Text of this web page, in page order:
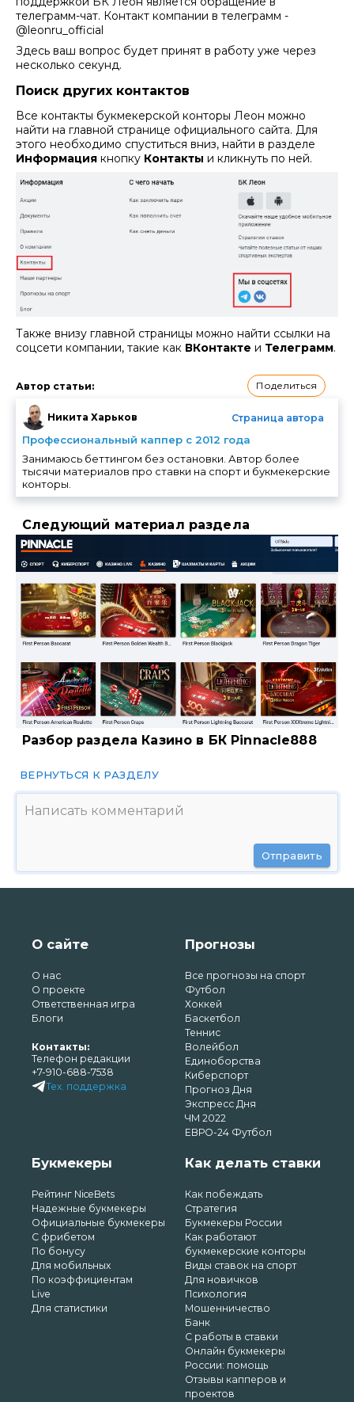
телеграмм-чат. Контакт компании в телеграмм -
@leonru_official
Здесь ваш вопрос будет принят в работу уже через
несколько секунд.
Поиск других контактов
Все контакты букмекерской конторы Леон можно
найти на главной странице официального сайта. Для
этого необходимо спуститься вниз, найти в разделе
Информация кнопку Контакты и кликнуть по ней.
Также внизу главной страницы можно найти ссылки на
соцсети компании, такие как ВКонтакте и Телеграмм.
Автор статьи: Поделиться
Никита Харьков Страница автора
Профессиональный каппер с 2012 года
Занимаюсь беттингом без остановки. Автор более
тысячи материалов про ставки на спорт и букмекерские
конторы.
Следующий материал раздела
Разбор раздела Казино в БК Pinnacle888
ВЕРНУТЬСЯ К РАЗДЕЛУ
Отправить
О сайте
О нас
О проекте
Ответственная игра
Блоги
Контакты:
Телефон редакции
+7-910-688-7538
Тех. поддержка
Прогнозы
Все прогнозы на спорт
Футбол
Хоккей
Баскетбол
Теннис
Волейбол
Единоборства
Киберспорт
Прогноз Дня
Экспресс Дня
ЧМ 2022
ЕВРО-24 Футбол
Букмекеры
Рейтинг NiceBets
Надежные букмекеры
Официальные букмекеры
С фрибетом
По бонусу
Для мобильных
По коэффициентам
Live
Для статистики
Как делать ставки
Как побеждать
Стратегия
Букмекеры России
Как работают
букмекерские конторы
Виды ставок на спорт
Для новичков
Психология
Мошенничество
Банк
С работы в ставки
Онлайн букмекеры
России: помощь
Отзывы капперов и
проектов